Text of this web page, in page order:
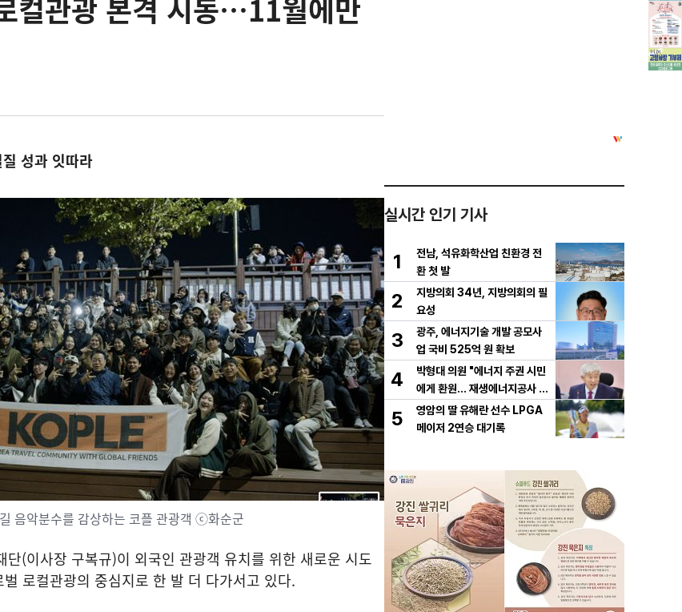
컬관광 본격 시동…11월에만
성과 잇따라
음악분수를 감상하는 코플 관광객 ⓒ화순군
(이사장 구복규)이 외국인 관광객 유치를 위한 새로운 시도
로컬관광의 중심지로 한 발 더 다가서고 있다.
실시간 인기 기사
1
전남, 석유화학산업 친환경 전
환 첫 발
2
지방의회 34년, 지방의회의 필
요성
3
광주, 에너지기술 개발 공모사
업 국비 525억 원 확보
4
박형대 의원 "에너지 주권 시민
에게 환원... 재생에너지공사 서
둘러야"
5
영암의 딸 유해란 선수 LPGA
메이저 2연승 대기록